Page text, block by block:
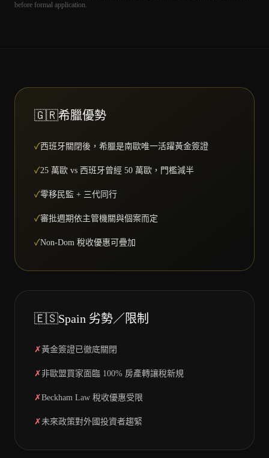
before formal application.
🇬🇷希臘優勢
✓西班牙關閉後，希臘是南歐唯一活躍黃金簽證
✓25 萬歐 vs 西班牙曾經 50 萬歐，門檻減半
✓零移民監 + 三代同行
✓審批週期依主管機關與個案而定
✓Non-Dom 稅收優惠可疊加
🇪🇸Spain 劣勢／限制
✗黃金簽證已徹底關閉
✗非歐盟買家面臨 100% 房產轉讓稅新規
✗Beckham Law 稅收優惠受限
✗ 未來政策對外國投資者趨緊